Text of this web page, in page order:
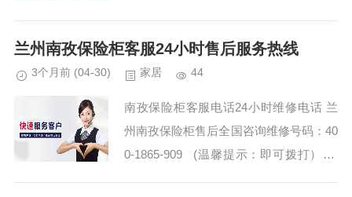
萨帝防盗门锁售后电话查询...
兰州南孜保险柜客服24小时售后服务热线
3个月前 (04-30) 家居 44
南孜保险柜客服电话24小时维修电话 兰
州南孜保险柜售后全国咨询维修号码：40
0-1865-909 (温馨提示：即可拨打） 南